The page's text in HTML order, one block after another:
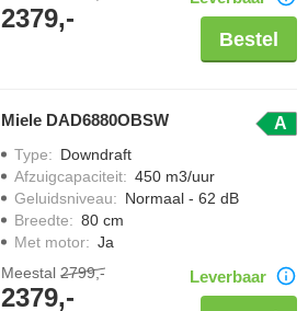
2379,-
Bestel
Miele DAD6880OBSW A
Type: Downdraft
Afzuigcapaciteit: 450 m3/uur
Geluidsniveau: Normaal - 62 dB
Breedte: 80 cm
Met motor: Ja
Meestal 2799,-
2379,-
Leverbaar